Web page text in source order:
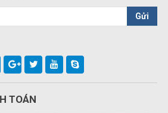
Gửi
TOÁN